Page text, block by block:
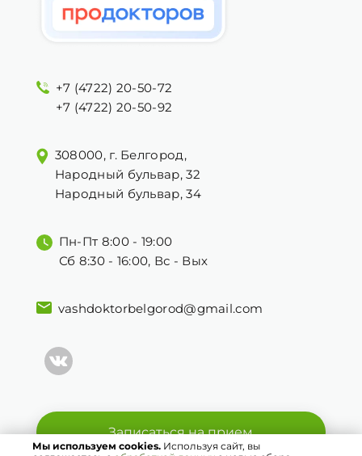
+7 (4722) 20-50-72
+7 (4722) 20-50-92
308000, г. Белгород,
Народный бульвар, 32
Народный бульвар, 34
Пн-Пт 8:00 - 19:00
Сб 8:30 - 16:00, Вс - Вых
vashdoktorbelgorod@gmail.com
Записаться на прием
Мы используем cookies. Используя сайт, вы